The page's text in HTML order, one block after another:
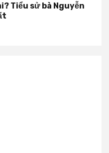
Tiểu sử bà Nguyễn